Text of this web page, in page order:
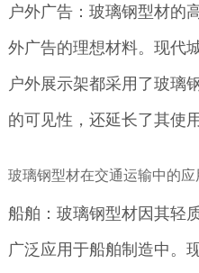
户外广告：玻璃钢型材的
外广告的理想材料。现代
户外展示架都采用了玻璃
的可见性，还延长了其使
玻璃钢型材在交通运输中的应
船舶：玻璃钢型材因其轻
广泛应用于船舶制造中。